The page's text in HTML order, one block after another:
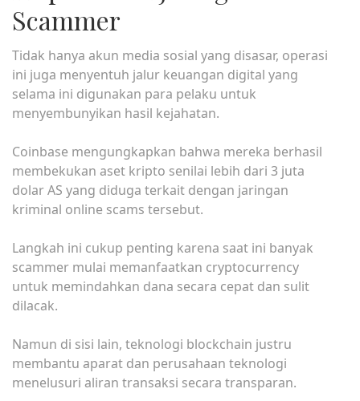
Scammer
Tidak hanya akun media sosial yang disasar, operasi
ini juga menyentuh jalur keuangan digital yang
selama ini digunakan para pelaku untuk
menyembunyikan hasil kejahatan.
Coinbase mengungkapkan bahwa mereka berhasil
membekukan aset kripto senilai lebih dari 3 juta
dolar AS yang diduga terkait dengan jaringan
kriminal online scams tersebut.
Langkah ini cukup penting karena saat ini banyak
scammer mulai memanfaatkan cryptocurrency
untuk memindahkan dana secara cepat dan sulit
dilacak.
Namun di sisi lain, teknologi blockchain justru
membantu aparat dan perusahaan teknologi
menelusuri aliran transaksi secara transparan.